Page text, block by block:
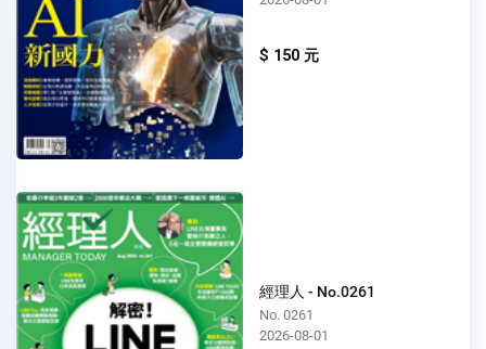
$ 150 元
經理人 - No.0261
No. 0261
2026-08-01